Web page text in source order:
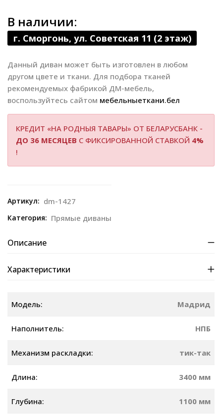
В наличии:
г. Сморгонь, ул. Советская 11 (2 этаж)
Данный диван может быть изготовлен в любом
другом цвете и ткани. Для подбора тканей
рекомендуемых фабрикой ДМ-мебель,
воспользуйтесь сайтом мебельныеткани.бел
КРЕДИТ «НА РОДНЫЯ ТАВАРЫ» ОТ БЕЛАРУСБАНК -
ДО 36 МЕСЯЦЕВ С ФИКСИРОВАННОЙ СТАВКОЙ 4%
!
Артикул: dm-1427
Категория: Прямые диваны
Описание
Характеристики
Модель: Мадрид
Наполнитель: НПБ
Механизм раскладки: тик-так
Длина: 3400 мм
Глубина: 1100 мм